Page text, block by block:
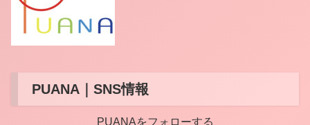
PUANA｜SNS情報
PUANAをフォローする